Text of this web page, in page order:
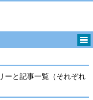
ーと記事一覧（それぞれ